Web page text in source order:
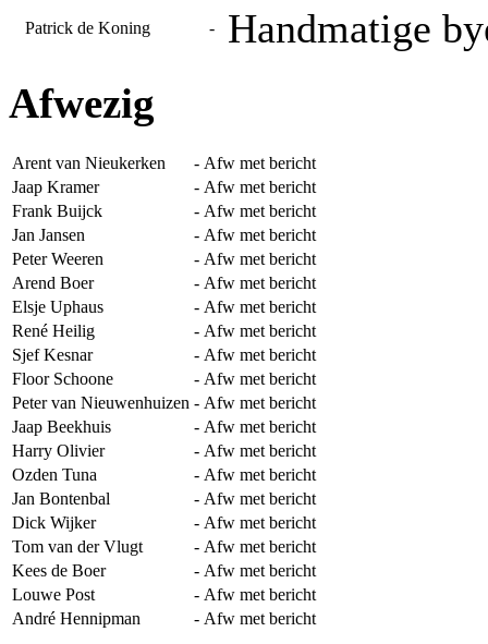
Patrick de Koning - Handmatige
Afwezig
Arent van Nieukerken - Afw met bericht
Jaap Kramer
- Afw met bericht
Frank Buijck
- Afw met bericht
Jan Jansen
- Afw met bericht
Peter Weeren
- Afw met bericht
Arend Boer
- Afw met bericht
Elsje Uphaus
- Afw met bericht
René Heilig
- Afw met bericht
Sjef Kesnar
- Afw met bericht
Floor Schoone
- Afw met bericht
Peter van Nieuwenhuizen - Afw met bericht
Jaap Beekhuis
- Afw met bericht
Harry Olivier
- Afw met bericht
Ozden Tuna
- Afw met bericht
Jan Bontenbal
- Afw met bericht
Dick Wijker
- Afw met bericht
Tom van der Vlugt
- Afw met bericht
Kees de Boer
- Afw met bericht
Louwe Post
- Afw met bericht
André Hennipman
- Afw met bericht